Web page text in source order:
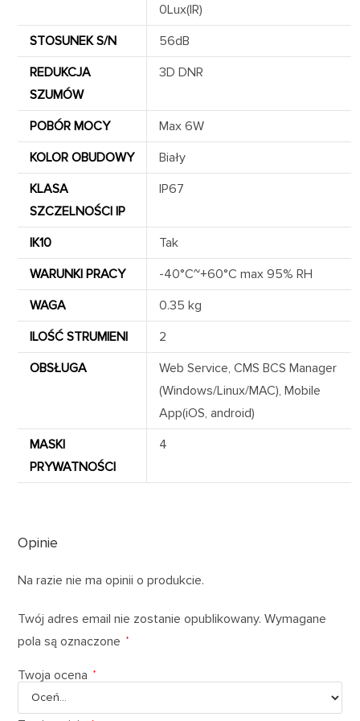
0Lux(IR)
STOSUNEK S/N
56dB
REDUKCJA
SZUMÓW
3D DNR
POBÓR MOCY
Max 6W
KOLOR OBUDOWY
Biały
KLASA
SZCZELNOŚCI IP
IP67
IK10
Tak
WARUNKI PRACY
-40°C~+60°C max 95% RH
WAGA
0.35 kg
ILOŚĆ STRUMIENI
2
OBSŁUGA
Web Service, CMS BCS Manager
(Windows/Linux/MAC), Mobile
App(iOS, android)
MASKI
PRYWATNOŚCI
4
Opinie
Na razie nie ma opinii o produkcie.
Twój adres email nie zostanie opublikowany. Wymagane
pola są oznaczone
*
Twoja ocena *